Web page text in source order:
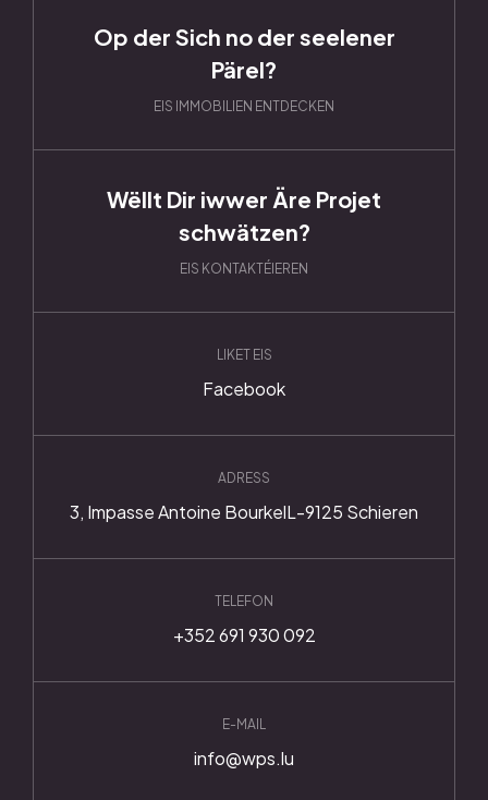
Op der Sich no der seelener
Pärel?
EIS IMMOBILIEN ENTDECKEN
Wëllt Dir iwwer Äre Projet
schwätzen?
EIS KONTAKTÉIEREN
LIKET EIS
Facebook
ADRESS
3, Impasse Antoine BourkelL-9125 Schieren
TELEFON
+352 691 930 092
E-MAIL
info@wps.lu